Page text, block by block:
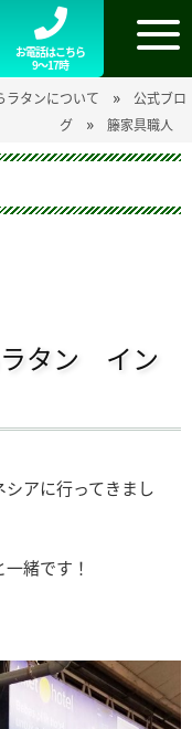
お電話はこちら
9～17時
ラタンについて »
公式ブロ
グ
» 籐家具職人
タン イン
アに行ってきまし
緒です！